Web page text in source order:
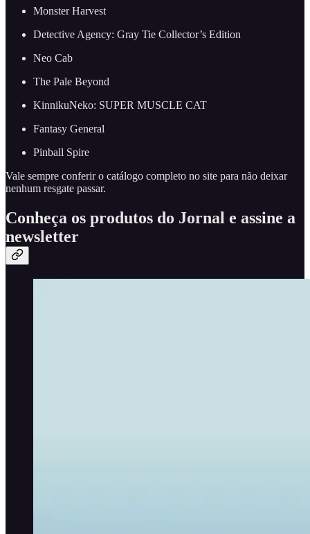
Monster Harvest
Detective Agency: Gray Tie Collector’s Edition
Neo Cab
The Pale Beyond
KinnikuNeko: SUPER MUSCLE CAT
Fantasy General
Pinball Spire
Vale sempre conferir o catálogo completo no site para não deixar
nenhum resgate passar.
Conheça os produtos do Jornal e assine a
newsletter